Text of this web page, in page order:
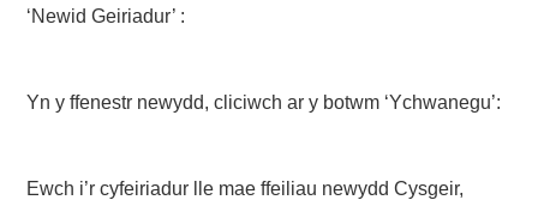
‘Newid Geiriadur’ :
Yn y ffenestr newydd, cliciwch ar y botwm ‘Ychwanegu’:
Ewch i’r cyfeiriadur lle mae ffeiliau newydd Cysgeir,